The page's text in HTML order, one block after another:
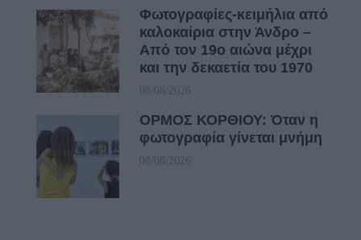
Φωτογραφίες-κειμήλια από
καλοκαίρια στην Άνδρο –
Από τον 19ο αιώνα μέχρι
και την δεκαετία του 1970
08/08/2026
ΟΡΜΟΣ ΚΟΡΘΙΟΥ: Όταν η
φωτογραφία γίνεται μνήμη
08/08/2026